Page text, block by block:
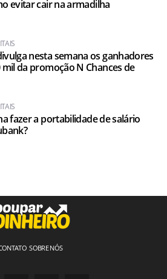
evitar cair na armadilha
nesta semana os ganhadores
mil da promoção N Chances de
fazer a portabilidade de salário
SOBRE NÓS